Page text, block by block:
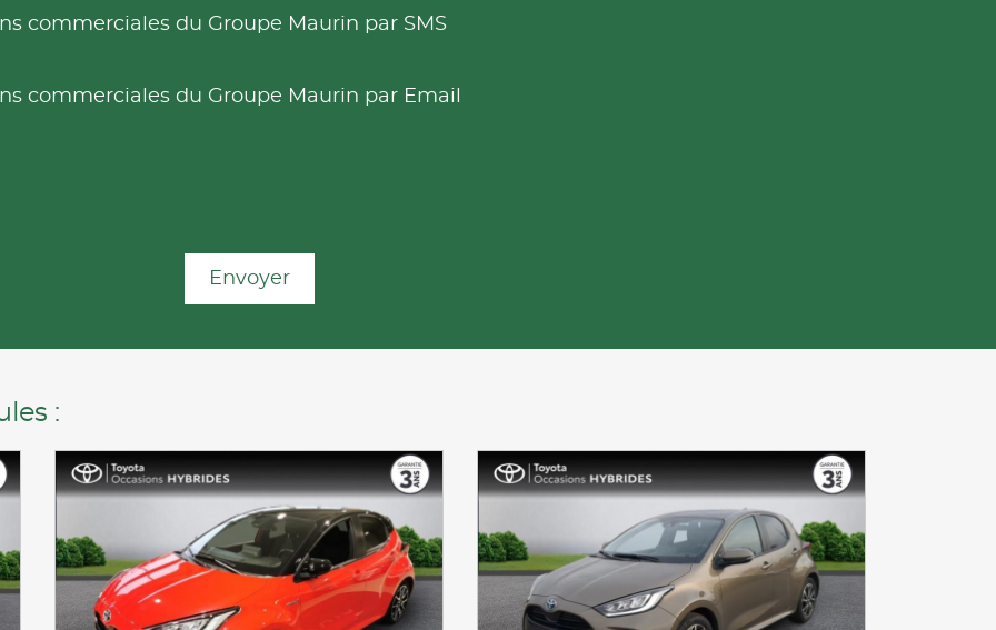
commerciales du Groupe Maurin par SMS
commerciales du Groupe Maurin par Email
Envoyer
: